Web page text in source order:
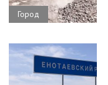
Город